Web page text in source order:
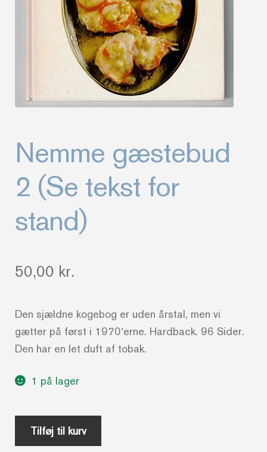
Nemme gæstebud
2 (Se tekst for
stand)
50,00 kr.
Den sjældne kogebog er uden årstal, men vi
gætter på først i 1970’erne. Hardback. 96 Sider.
Den har en let duft af tobak.
1 på lager
Nemme
gæstebud
Tilføj til kurv